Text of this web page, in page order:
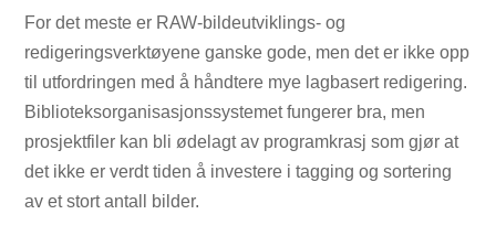
For det meste er RAW-bildeutviklings- og
redigeringsverktøyene ganske gode, men det er ikke opp
til utfordringen med å håndtere mye lagbasert redigering.
Biblioteksorganisasjonssystemet fungerer bra, men
prosjektfiler kan bli ødelagt av programkrasj som gjør at
det ikke er verdt tiden å investere i tagging og sortering
av et stort antall bilder.